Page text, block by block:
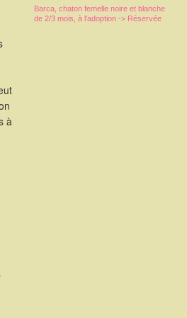
Barca, chaton femelle noire et blanche
de 2/3 mois, à l'adoption -> Réservée
à